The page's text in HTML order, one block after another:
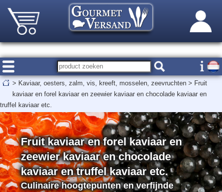
> Kaviaar, oesters, zalm, vis, kreeft, mosselen, zeevruchten > Fruit
kaviaar en forel kaviaar en zeewier kaviaar en chocolade kaviaar en
truffel kaviaar etc.
Fruit kaviaar en forel kaviaar en
zeewier kaviaar en chocolade
kaviaar en truffel kaviaar etc.
Culinaire hoogtepunten en verfijnde